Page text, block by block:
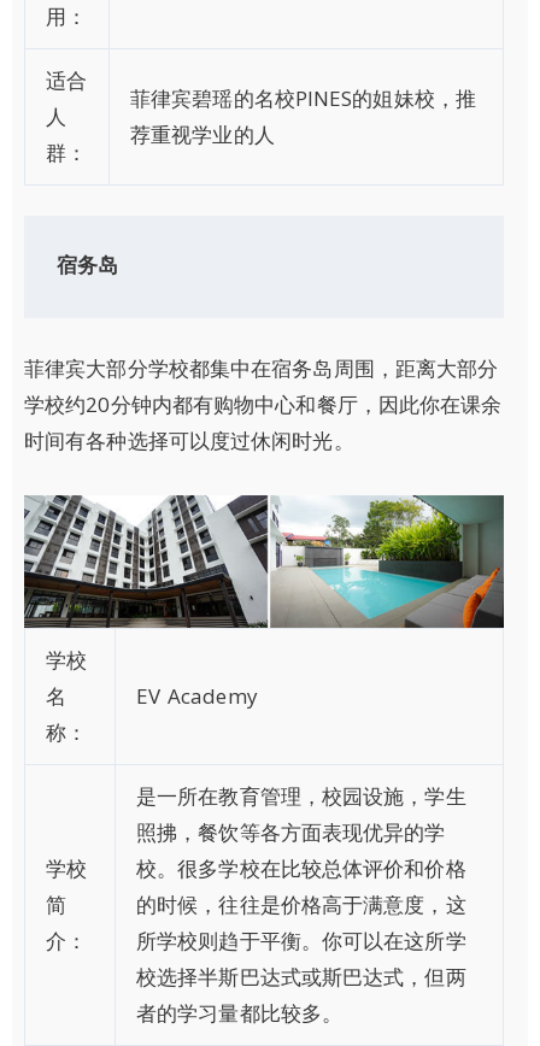
用：
适合
人
群：
菲律宾碧瑶的名校PINES的姐妹校，推
荐重视学业的人
宿务岛
菲律宾大部分学校都集中在宿务岛周围，距离大部分
学校约20分钟内都有购物中心和餐厅，因此你在课余
时间有各种选择可以度过休闲时光。
学校
名
称：
EV Academy
学校
简
介：
是一所在教育管理，校园设施，学生
照拂，餐饮等各方面表现优异的学
校。很多学校在比较总体评价和价格
的时候，往往是价格高于满意度，这
所学校则趋于平衡。你可以在这所学
校选择半斯巴达式或斯巴达式，但两
者的学习量都比较多。